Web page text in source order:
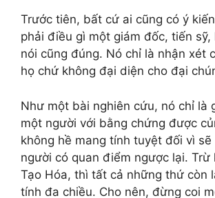
Trước tiên, bất cứ ai cũng có ý
phải điều gì một giám đốc, tiến sỹ,
nói cũng đúng. Nó chỉ là nhận xét
họ chứ không đại diện cho đại
Như một bài nghiên cứu, nó chỉ là
một người với bằng chứng được
không hề mang tính tuyệt đối vì sẽ
người có quan điểm ngược lại. Trừ
Tạo Hóa, thì tất cả những thứ còn
tính đa chiều. Cho nên, đừng coi